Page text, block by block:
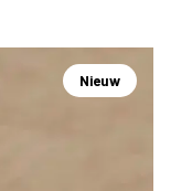
Nieuw